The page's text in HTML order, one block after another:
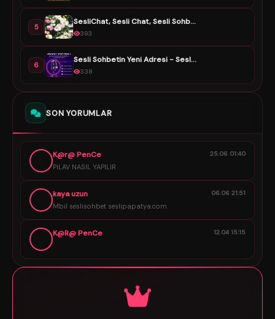
5
SesliChat, Sesli Chat, Sesli Sohb...
393
6
Sesli Sohbetin Yeni Adresi - Sesl...
338
SON YORUMLAR
K@r@ PenCe
PiLAV NASIL YAPILIR
25.06 01:40
kaya uzun
Mbil seslisohbet seslipapatya.com
06.06 21:51
K@R@ PenCe 12.04 15:15